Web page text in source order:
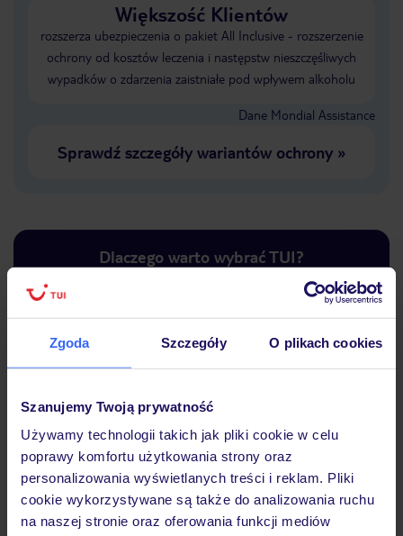
Zgoda Szczegóły O plikach cookies
Szanujemy Twoją prywatność
Używamy technologii takich jak pliki cookie w celu
poprawy komfortu użytkowania strony oraz
personalizowania wyświetlanych treści i reklam. Pliki
cookie wykorzystywane są także do analizowania ruchu
na naszej stronie oraz oferowania funkcji mediów
Większość Klientów
rozszerza ubezpieczenia o pakiet All Inclusive - rozszerzenie
ochrony od kosztów leczenia i następstw nieszczęśliwych
wypadków o zdarzenia zaistniałe pod wpływem alkoholu
Dane Mondial Assistance
Sprawdź szczegóły wariantów ochrony»
Dlaczego warto wybrać TUI?
Lider niskich cen
Największe biuro
podróży w Polsce
Hotel